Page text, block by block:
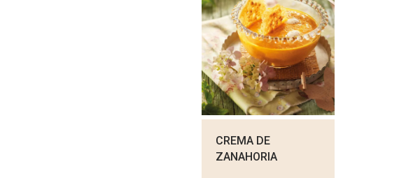
CREMA DE
ZANAHORIA